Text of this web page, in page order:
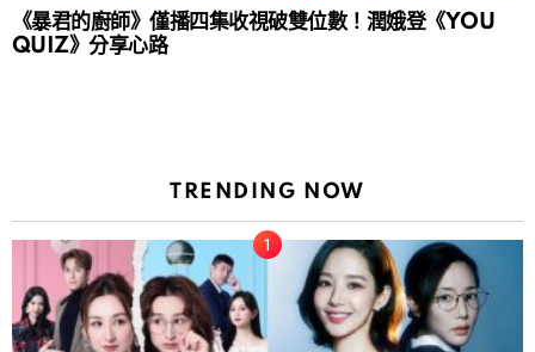
《暴君的廚師》僅播四集收視破雙位數！潤娥登《YOU
QUIZ》分享心路
TRENDING NOW